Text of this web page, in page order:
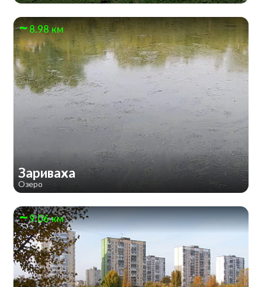
8.98 км
Зариваха
Озеро
9.06 км